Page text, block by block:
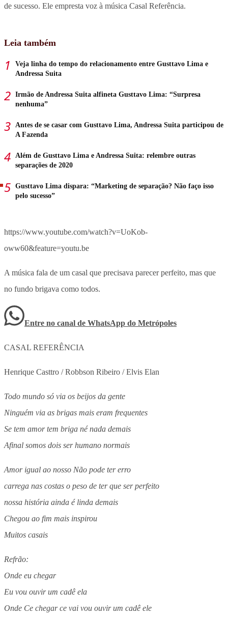
de sucesso. Ele empresta voz à música Casal Referência.
Leia também
Veja linha do tempo do relacionamento entre Gusttavo Lima e
Andressa Suita
Irmão de Andressa Suita alfineta Gusttavo Lima: “Surpresa
nenhuma”
Antes de se casar com Gusttavo Lima, Andressa Suita participou de
A Fazenda
Além de Gusttavo Lima e Andressa Suita: relembre outras
separações de 2020
Gusttavo Lima dispara: “Marketing de separação? Não faço isso
pelo sucesso”
https://www.youtube.com/watch?v=UoKob-
oww60&feature=youtu.be
A música fala de um casal que precisava parecer perfeito, mas que
no fundo brigava como todos.
Entre no canal de WhatsApp do Metrópoles
CASAL REFERÊNCIA
Henrique Casttro / Robbson Ribeiro / Elvis Elan
Todo mundo só via os beijos da gente
Ninguém via as brigas mais eram frequentes
Se tem amor tem briga né nada demais
Afinal somos dois ser humano normais
Amor igual ao nosso Não pode ter erro
carrega nas costas o peso de ter que ser perfeito
nossa história ainda é linda demais
Chegou ao fim mais inspirou
Muitos casais
Refrão:
Onde eu chegar
Eu vou ouvir um cadê ela
Onde Ce chegar ce vai vou ouvir um cadê ele